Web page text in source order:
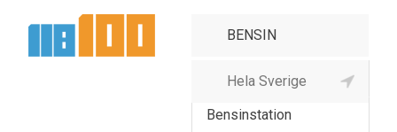
Bensinbolag
Bensinstation